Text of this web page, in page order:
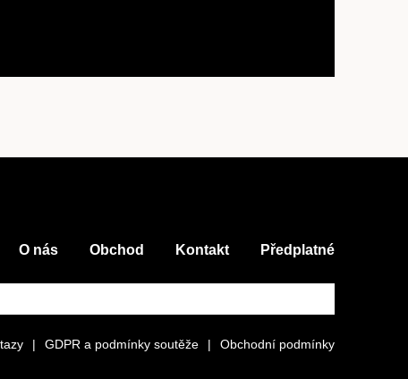
O nás Obchod Kontakt Předplatné
| GDPR a podmínky soutěže | Obchodní podmínky